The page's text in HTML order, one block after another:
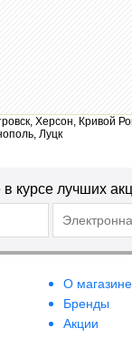
Херсон, Кривой
Луцк
в курсе лучших
О магазине
Бренды
Акции